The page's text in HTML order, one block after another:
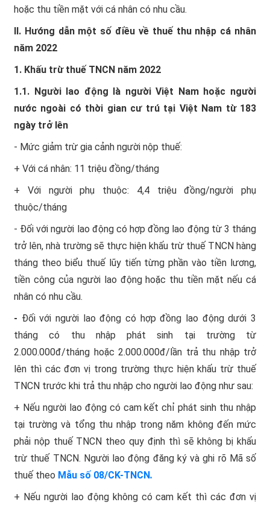
hoặc thu tiền mặt với cá nhân có nhu cầu.
II. Hướng dẫn một số điều về thuế thu nhập cá nhân
năm 2022
1. Khấu trừ thuế TNCN năm 2022
1.1. Người lao động là người Việt Nam hoặc người
nước ngoài có thời gian cư trú tại Việt Nam từ 183
ngày trở lên
- Mức giảm trừ gia cảnh người nộp thuế:
+ Với cá nhân: 11 triệu đồng/tháng
+ Với người phụ thuộc: 4,4 triệu đồng/người phụ
thuộc/tháng
- Đối với người lao động có hợp đồng lao động từ 3 tháng
trở lên, nhà trường sẽ thực hiện khấu trừ thuế TNCN hàng
tháng theo biểu thuế lũy tiến từng phần vào tiền lương,
tiền công của người lao động hoặc thu tiền mặt nếu cá
nhân có nhu cầu.
- Đối với người lao động có hợp đồng lao động dưới 3
tháng có thu nhập phát sinh tại trường từ
2.000.000đ/tháng hoặc 2.000.000đ/lần trả thu nhập trở
lên thì các đơn vị trong trường thực hiện khấu trừ thuế
TNCN trước khi trả thu nhập cho người lao động như sau:
+ Nếu người lao động có cam kết chỉ phát sinh thu nhập
tại trường và tổng thu nhập trong năm không đến mức
phải nộp thuế TNCN theo quy định thì sẽ không bị khấu
trừ thuế TNCN. Người lao động đăng ký và ghi rõ Mã số
thuế theo Mẫu số 08/CK-TNCN.
+ Nếu người lao động không có cam kết thì các đơn vị